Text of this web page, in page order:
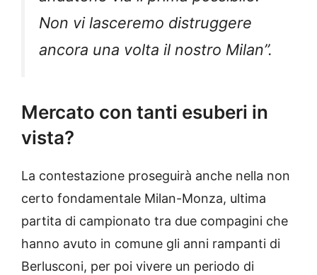
Non vi lasceremo distruggere
ancora una volta il nostro Milan”.
Mercato con tanti esuberi in
vista?
La contestazione proseguirà anche nella non
certo fondamentale Milan-Monza, ultima
partita di campionato tra due compagini che
hanno avuto in comune gli anni rampanti di
Berlusconi, per poi vivere un periodo di